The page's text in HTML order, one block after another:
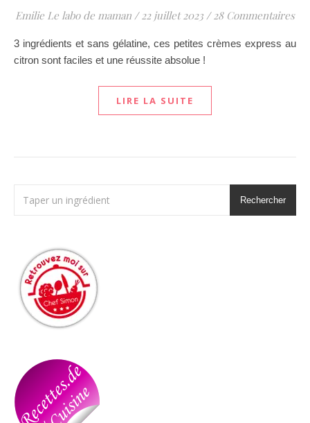
Emilie Le labo de maman / 22 juillet 2023 / 28 Commentaires
3 ingrédients et sans gélatine, ces petites crèmes express au
citron sont faciles et une réussite absolue !
LIRE LA SUITE
Rechercher